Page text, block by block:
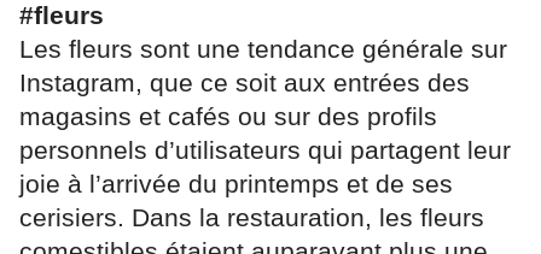
#fleurs
Les fleurs sont une tendance générale sur
Instagram, que ce soit aux entrées des
magasins et cafés ou sur des profils
personnels d’utilisateurs qui partagent leur
joie à l’arrivée du printemps et de ses
cerisiers. Dans la restauration, les fleurs